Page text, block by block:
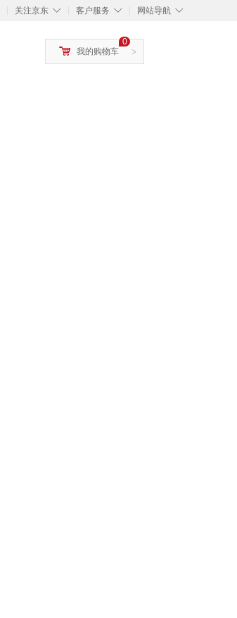
◇
关注京东 ◇
客户服务 ◇
网站导航
>
0
我的购物车